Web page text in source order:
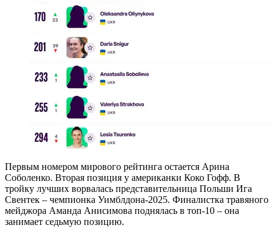
Первым номером мирового рейтинга остается Арина
Соболенко. Вторая позиция у американки Коко Гофф. В
тройку лучших ворвалась представительница Польши Ига
Свентек – чемпионка Уимблдона-2025. Финалистка травяного
мейджора Аманда Анисимова поднялась в топ-10 – она
занимает седьмую позицию.